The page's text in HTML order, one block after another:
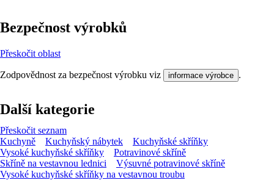
Bezpečnost výrobků
Přeskočit oblast
Zodpovědnost za bezpečnost výrobku viz informace výrobce .
Další kategorie
Přeskočit seznam
Kuchyně
Kuchyňský nábytek
Kuchyňské skříňky
Vysoké kuchyňské skříňky
Potravinové skříně
Skříně na vestavnou lednici
Výsuvné potravinové skříně
Vysoké kuchyňské skříňky na vestavnou troubu